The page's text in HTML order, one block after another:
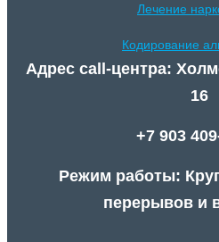
Лечение
Кодирование
Адрес call-центра:
16
+7 903
Режим работы:
перерывов и